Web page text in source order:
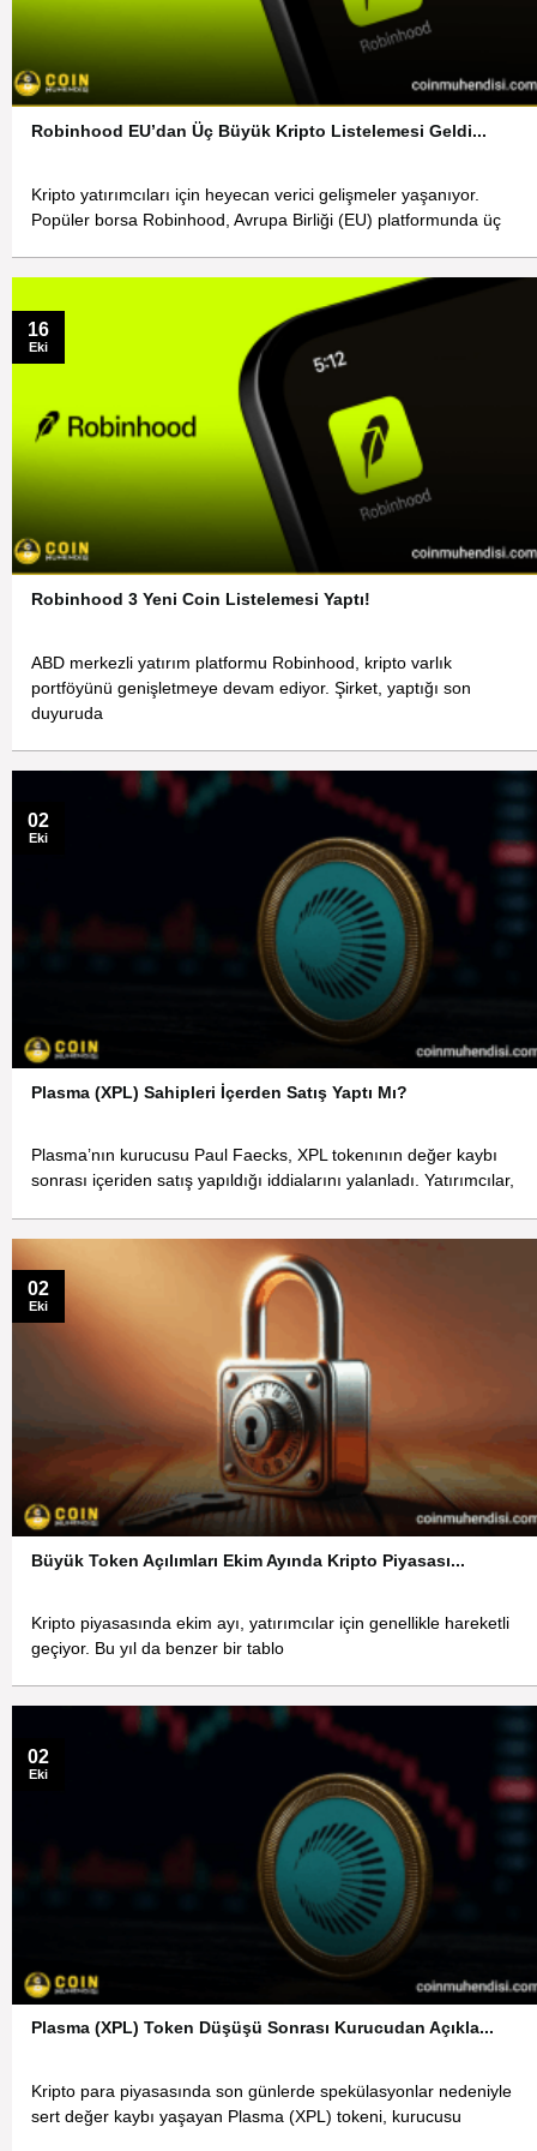
Robinhood EU’dan Üç Büyük Kripto Listelemesi Geldi...
Kripto yatırımcıları için heyecan verici gelişmeler yaşanıyor.
Popüler borsa Robinhood, Avrupa Birliği (EU) platformunda üç
Robinhood 3 Yeni Coin Listelemesi Yaptı!
ABD merkezli yatırım platformu Robinhood, kripto varlık
portföyünü genişletmeye devam ediyor. Şirket, yaptığı son
duyuruda
16
Eki
Plasma (XPL) Sahipleri İçerden Satış Yaptı Mı?
Plasma’nın kurucusu Paul Faecks, XPL tokenının değer kaybı
sonrası içeriden satış yapıldığı iddialarını yalanladı. Yatırımcılar,
02
Eki
Büyük Token Açılımları Ekim Ayında Kripto Piyasası...
Kripto piyasasında ekim ayı, yatırımcılar için genellikle hareketli
geçiyor. Bu yıl da benzer bir tablo
02
Eki
Plasma (XPL) Token Düşüşü Sonrası Kurucudan Açıkla...
Kripto para piyasasında son günlerde spekülasyonlar nedeniyle
sert değer kaybı yaşayan Plasma (XPL) tokeni, kurucusu
02
Eki